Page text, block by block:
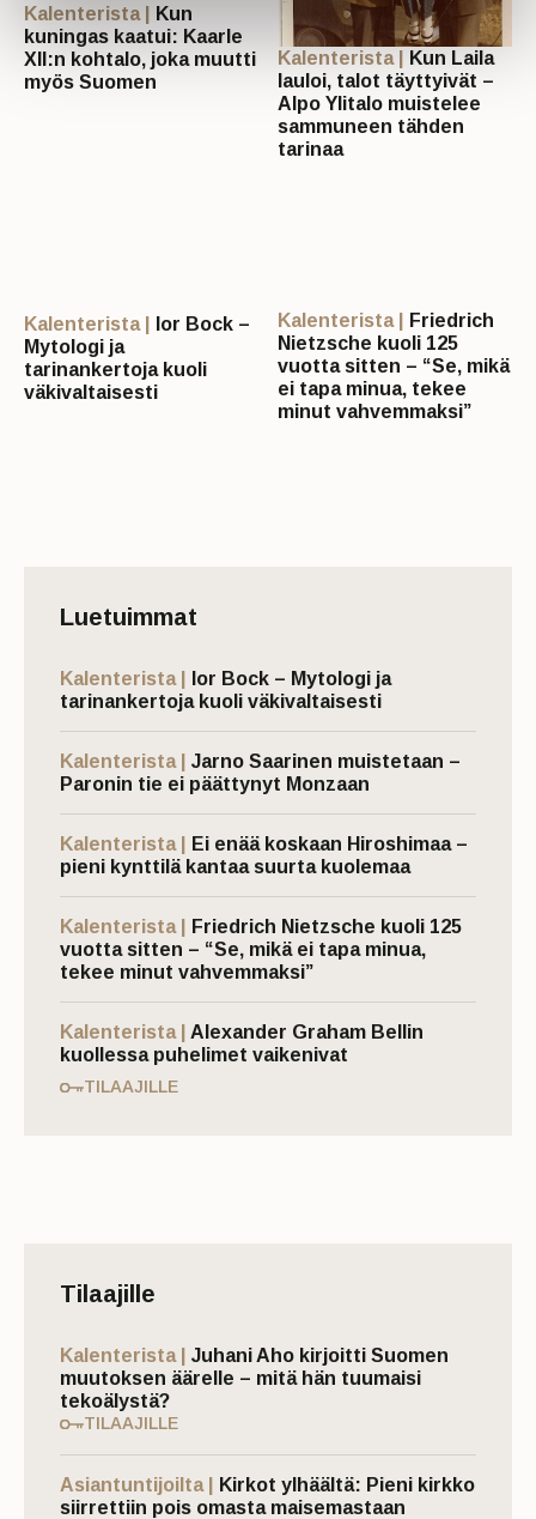
Kalenterista |
Kun
kuningas kaatui: Kaarle
XII:n kohtalo, joka muutti
myös Suomen
Kalenterista |
Kun Laila
lauloi, talot täyttyivät –
Alpo Ylitalo muistelee
sammuneen tähden
tarinaa
Kalenterista |
Ior Bock –
Mytologi ja
tarinankertoja kuoli
väkivaltaisesti
Kalenterista |
Friedrich
Nietzsche kuoli 125
vuotta sitten – “Se, mikä
ei tapa minua, tekee
minut vahvemmaksi”
Luetuimmat
Kalenterista |
Ior Bock – Mytologi ja
tarinankertoja kuoli väkivaltaisesti
Kalenterista |
Jarno Saarinen muistetaan –
Paronin tie ei päättynyt Monzaan
Kalenterista |
Ei enää koskaan Hiroshimaa –
pieni kynttilä kantaa suurta kuolemaa
Kalenterista |
Friedrich Nietzsche kuoli 125
vuotta sitten – “Se, mikä ei tapa minua,
tekee minut vahvemmaksi”
Kalenterista |
Alexander Graham Bellin
kuollessa puhelimet vaikenivat
TILAAJILLE
Tilaajille
Kalenterista |
Juhani Aho kirjoitti Suomen
muutoksen äärelle – mitä hän tuumaisi
tekoälystä?
TILAAJILLE
Asiantuntijoilta |
Kirkot ylhäältä: Pieni kirkko
siirrettiin pois omasta maisemastaan